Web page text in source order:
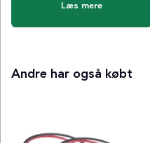
Læs mere
Andre har også købt